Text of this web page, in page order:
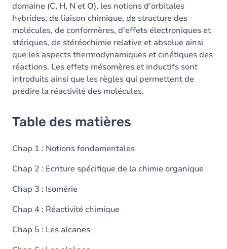
domaine (C, H, N et O), les notions d'orbitales
hybrides, de liaison chimique, de structure des
molécules, de conformères, d'effets électroniques et
stériques, de stéréochimie relative et absolue ainsi
que les aspects thermodynamiques et cinétiques des
réactions. Les effets mésomères et inductifs sont
introduits ainsi que les règles qui permettent de
prédire la réactivité des molécules.
Table des matières
Chap 1 : Notions fondamentales
Chap 2 : Ecriture spécifique de la chimie organique
Chap 3 : Isomérie
Chap 4 : Réactivité chimique
Chap 5 : Les alcanes